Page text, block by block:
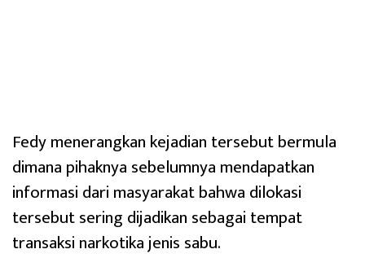
Fedy menerangkan kejadian tersebut bermula
dimana pihaknya sebelumnya mendapatkan
informasi dari masyarakat bahwa dilokasi
tersebut sering dijadikan sebagai tempat
transaksi narkotika jenis sabu.